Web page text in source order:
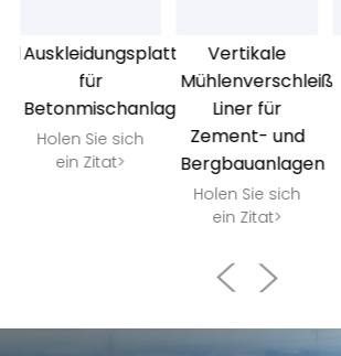
Auskleidungsplatte
für
Betonmischanlagen
Holen Sie sich
ein Zitat>
Vertikale
Mühlenverschleiß
Liner für
Zement- und
Bergbauanlagen
Holen Sie sich
ein Zitat>